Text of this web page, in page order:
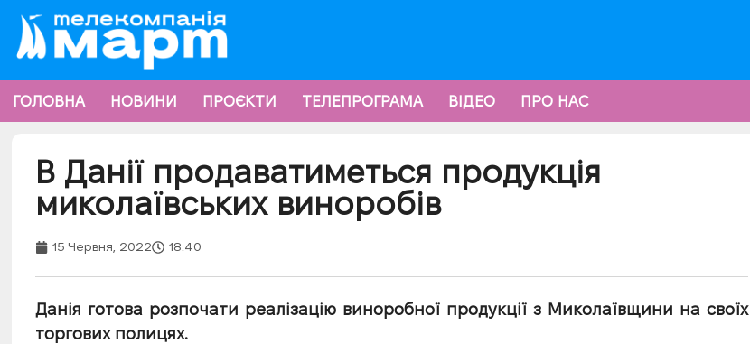
ГОЛОВНА НОВИНИ ПРОЄКТИ ТЕЛЕПРОГРАМА ВІДЕО ПРО НАС
В Данії продаватиметься продукція
миколаївських виноробів
15 Червня, 2022 18:40
Данія готова розпочати реалізацію виноробної продукції з Миколаївщини на своїх
торгових полицях.